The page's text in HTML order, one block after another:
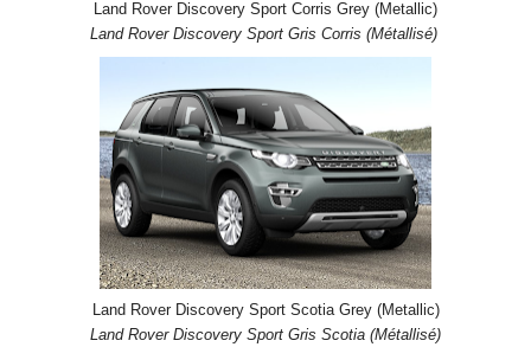
Land Rover Discovery Sport Corris Grey (Metallic)
Land Rover Discovery Sport Gris Corris (Métallisé)
Land Rover Discovery Sport Scotia Grey (Metallic)
Land Rover Discovery Sport Gris Scotia (Métallisé)